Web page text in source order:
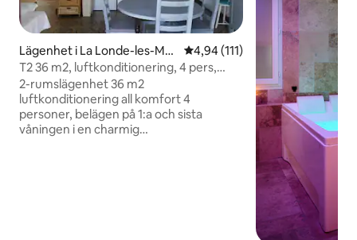
Lägenhet i La Londe-les-Ma
ures
4,94 av 5 i genomsnittligt
4,94 (111)
T2 36 m2, luftkonditionering, 4 pers,
strand 150 m. stor terrass
2-rumslägenhet 36 m2
luftkonditionering all komfort 4
personer, belägen på 1:a och sista
våningen i en charmig